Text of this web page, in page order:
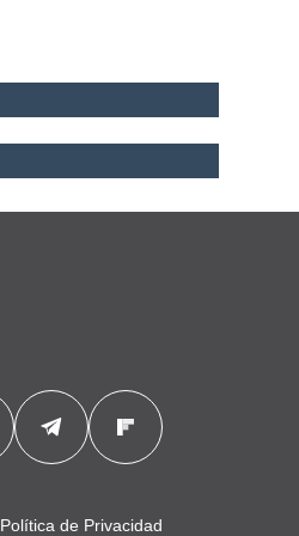
Política de Privacidad